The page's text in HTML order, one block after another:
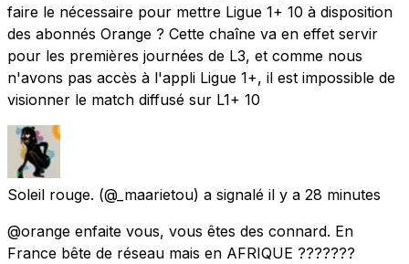
faire le nécessaire pour mettre Ligue 1+ 10 à disposition
des abonnés Orange ? Cette chaîne va en effet servir
pour les premières journées de L3, et comme nous
n'avons pas accès à l'appli Ligue 1+, il est impossible de
visionner le match diffusé sur L1+ 10
Soleil rouge. (@_maarietou) a signalé il y a 28 minutes
@orange enfaite vous, vous êtes des connard. En
France bête de réseau mais en AFRIQUE ???????